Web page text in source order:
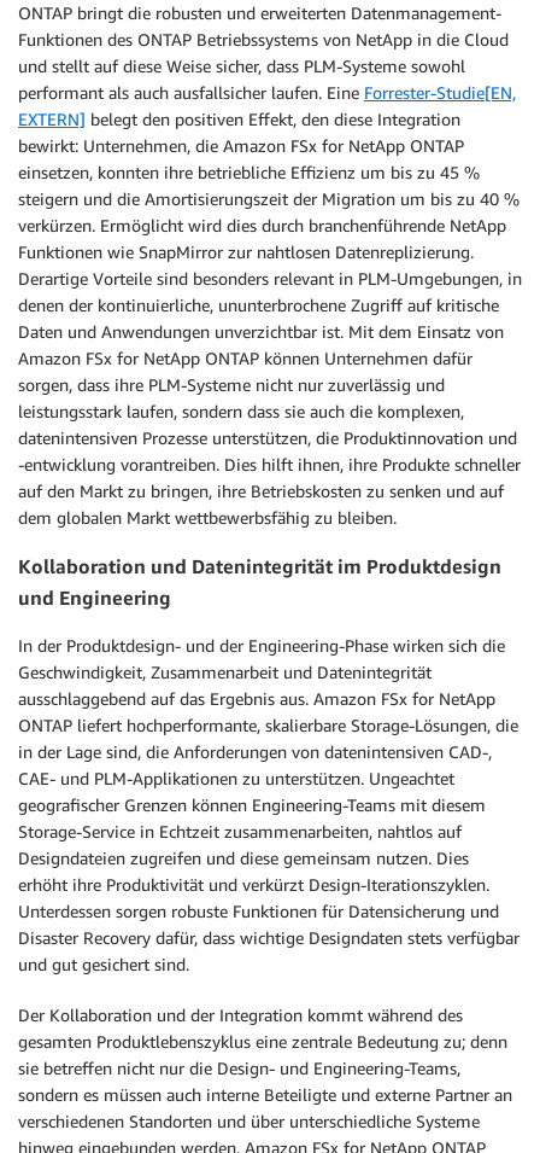
ONTAP bringt die robusten und erweiterten Datenmanagement-
Funktionen des ONTAP Betriebssystems von NetApp in die Cloud
und stellt auf diese Weise sicher, dass PLM-Systeme sowohl
performant als auch ausfallsicher laufen. Eine Forrester-Studie[EN,
EXTERN] belegt den positiven Effekt, den diese Integration
bewirkt: Unternehmen, die Amazon FSx for NetApp ONTAP
einsetzen, konnten ihre betriebliche Effizienz um bis zu 45 %
steigern und die Amortisierungszeit der Migration um bis zu 40 %
verkürzen. Ermöglicht wird dies durch branchenführende NetApp
Funktionen wie SnapMirror zur nahtlosen Datenreplizierung.
Derartige Vorteile sind besonders relevant in PLM-Umgebungen, in
denen der kontinuierliche, ununterbrochene Zugriff auf kritische
Daten und Anwendungen unverzichtbar ist. Mit dem Einsatz von
Amazon FSx for NetApp ONTAP können Unternehmen dafür
sorgen, dass ihre PLM-Systeme nicht nur zuverlässig und
leistungsstark laufen, sondern dass sie auch die komplexen,
datenintensiven Prozesse unterstützen, die Produktinnovation und
-entwicklung vorantreiben. Dies hilft ihnen, ihre Produkte schneller
auf den Markt zu bringen, ihre Betriebskosten zu senken und auf
dem globalen Markt wettbewerbsfähig zu bleiben.
Kollaboration und Datenintegrität im Produktdesign
und Engineering
In der Produktdesign- und der Engineering-Phase wirken sich die
Geschwindigkeit, Zusammenarbeit und Datenintegrität
ausschlaggebend auf das Ergebnis aus. Amazon FSx for NetApp
ONTAP liefert hochperformante, skalierbare Storage-Lösungen, die
in der Lage sind, die Anforderungen von datenintensiven CAD-,
CAE- und PLM-Applikationen zu unterstützen. Ungeachtet
geografischer Grenzen können Engineering-Teams mit diesem
Storage-Service in Echtzeit zusammenarbeiten, nahtlos auf
Designdateien zugreifen und diese gemeinsam nutzen. Dies
erhöht ihre Produktivität und verkürzt Design-Iterationszyklen.
Unterdessen sorgen robuste Funktionen für Datensicherung und
Disaster Recovery dafür, dass wichtige Designdaten stets verfügbar
und gut gesichert sind.
Der Kollaboration und der Integration kommt während des
gesamten Produktlebenszyklus eine zentrale Bedeutung zu; denn
sie betreffen nicht nur die Design- und Engineering-Teams,
sondern es müssen auch interne Beteiligte und externe Partner an
verschiedenen Standorten und über unterschiedliche Systeme
hinweg eingebunden werden. Amazon FSx for NetApp ONTAP